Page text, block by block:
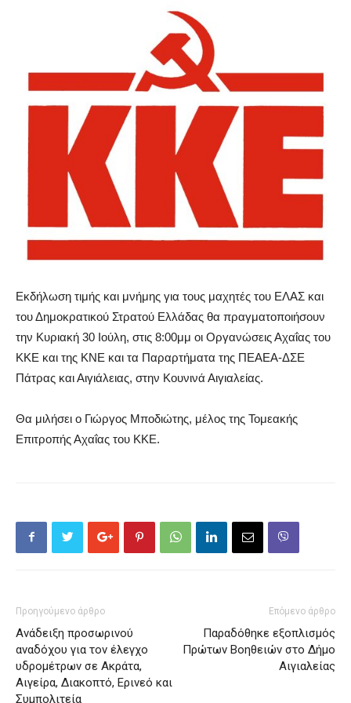
Εκδήλωση τιμής και μνήμης για τους μαχητές του ΕΛΑΣ και
του Δημοκρατικού Στρατού Ελλάδας θα πραγματοποιήσουν
την Κυριακή 30 Ιούλη, στις 8:00μμ οι Οργανώσεις Αχαΐας του
ΚΚΕ και της ΚΝΕ και τα Παραρτήματα της ΠΕΑΕΑ-ΔΣΕ
Πάτρας και Αιγιάλειας, στην Κουνινά Αιγιαλείας.
Θα μιλήσει ο Γιώργος Μποδιώτης, μέλος της Τομεακής
Επιτροπής Αχαΐας του ΚΚΕ.
Προηγούμενο άρθρο
Ανάδειξη προσωρινού
αναδόχου για τον έλεγχο
υδρομέτρων σε Ακράτα,
Αιγείρα, Διακοπτό, Ερινεό και
Συμπολιτεία
Επόμενο άρθρο
Παραδόθηκε εξοπλισμός
Πρώτων Βοηθειών στο Δήμο
Αιγιαλείας